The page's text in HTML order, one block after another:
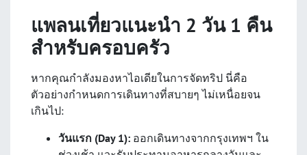
แพลนเที่ยวแนะนำ 2 วัน 1 คืน
สำหรับครอบครัว
หากคุณกำลังมองหาไอเดียในการจัดทริป นี่คือ
ตัวอย่างกำหนดการเดินทางที่สบายๆ ไม่เหนื่อยจน
เกินไป:
วันแรก (Day 1): ออกเดินทางจากกรุงเทพฯ ใน